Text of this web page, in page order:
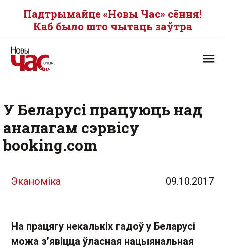
Падтрымайце «Новы Час» сёння!
Каб было што чытаць заўтра
У Беларусі працуюць над
аналагам сэрвісу
booking.com
Эканоміка 09.10.2017
На працягу некалькіх гадоў у Беларусі
можа з’явіцца ўласная нацыянальная